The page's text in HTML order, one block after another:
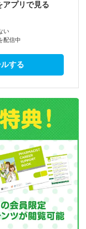
アプリで見る
い
配信中
する